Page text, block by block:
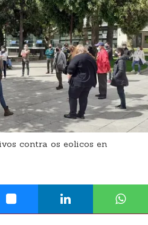
contra os eolicos en